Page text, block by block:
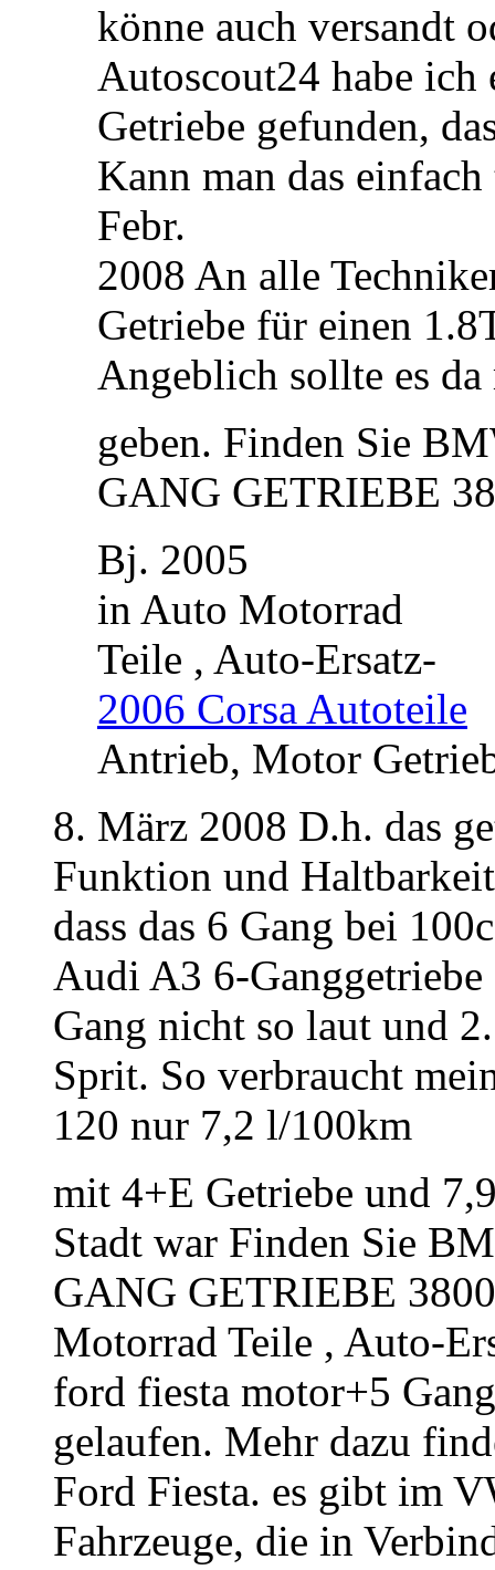
könne auch versandt
Autoscout24 habe ich
Getriebe gefunden,
Kann man das
Febr.
2008 An alle
Getriebe für einen
Angeblich sollte es da
geben. Finden Sie
GANG GETRIEBE
Bj. 2005
in Auto Motorrad
Teile , Auto-Ersatz-
2006 Corsa Autoteile
Antrieb, Motor
8. März 2008 D.h. das
Funktion und
dass das 6 Gang bei
Audi A3 6-
Gang nicht so laut und
Sprit. So verbraucht
120 nur 7,2 l/100km
mit 4+E Getriebe und
Stadt war Finden Sie
GANG GETRIEBE
Motorrad Teile , Auto-
ford fiesta motor+5
gelaufen. Mehr dazu
Ford Fiesta. es gibt im
Fahrzeuge, die in